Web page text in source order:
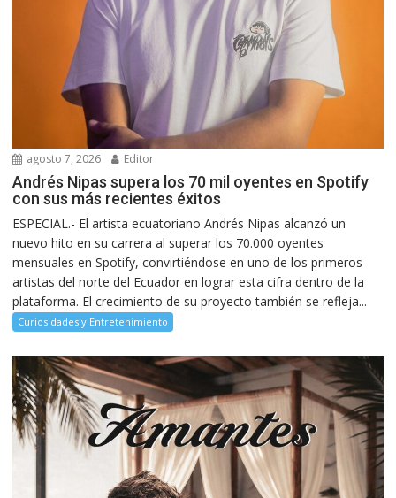
agosto 7, 2026 Editor
Andrés Nipas supera los 70 mil oyentes en Spotify
con sus más recientes éxitos
ESPECIAL.- El artista ecuatoriano Andrés Nipas alcanzó un
nuevo hito en su carrera al superar los 70.000 oyentes
mensuales en Spotify, convirtiéndose en uno de los primeros
artistas del norte del Ecuador en lograr esta cifra dentro de la
plataforma. El crecimiento de su proyecto también se refleja...
Curiosidades y Entretenimiento